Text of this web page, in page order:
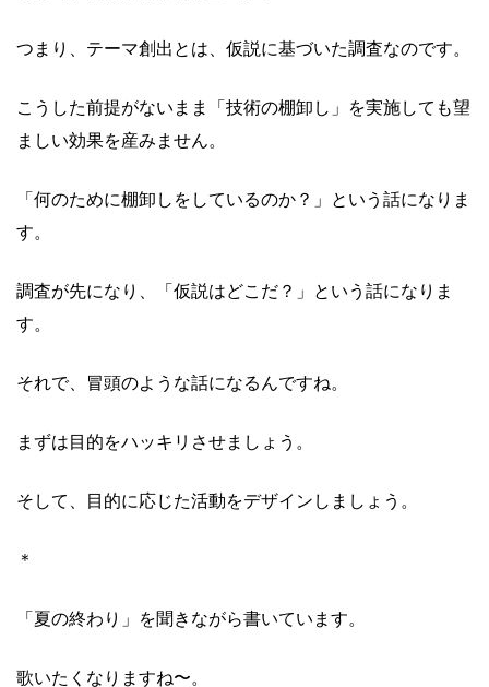
つまり、テーマ創出とは、仮説に基づいた調査なのです。
こうした前提がないまま「技術の棚卸し」
を実施しても望
ましい効果を産みません。
「何のために棚卸しをしているのか？」という話になりま
す。
調査が先になり、「仮説はどこだ？」という話になりま
す。
それで、冒頭のような話になるんですね。
まずは目的をハッキリさせましょう。
そして、目的に応じた活動をデザインしましょう。
＊
「夏の終わり」を聞きながら書いています。
歌いたくなりますね〜。